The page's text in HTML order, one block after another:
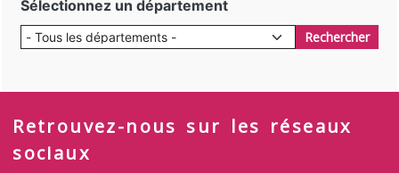
Sélectionnez un département
Rechercher
Retrouvez-nous sur les réseaux
sociaux